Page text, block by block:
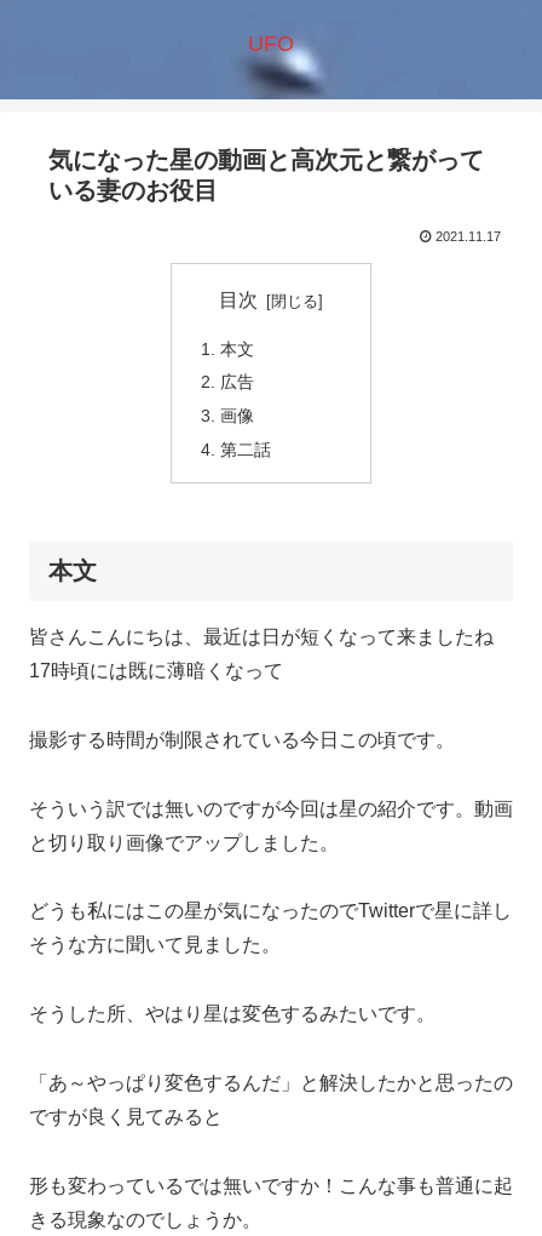
UFO
気になった星の動画と高次元と繋がって
いる妻のお役目
2021.11.17
目次
本文
広告
画像
第二話
本文
皆さんこんにちは、最近は日が短くなって来ましたね
17時頃には既に薄暗くなって
撮影する時間が制限されている今日この頃です。
そういう訳では無いのですが今回は星の紹介です。動画
と切り取り画像でアップしました。
どうも私にはこの星が気になったのでTwitterで星に詳し
そうな方に聞いて見ました。
そうした所、やはり星は変色するみたいです。
「あ～やっぱり変色するんだ」と解決したかと思ったの
ですが良く見てみると
形も変わっているでは無いですか！こんな事も普通に起
きる現象なのでしょうか。